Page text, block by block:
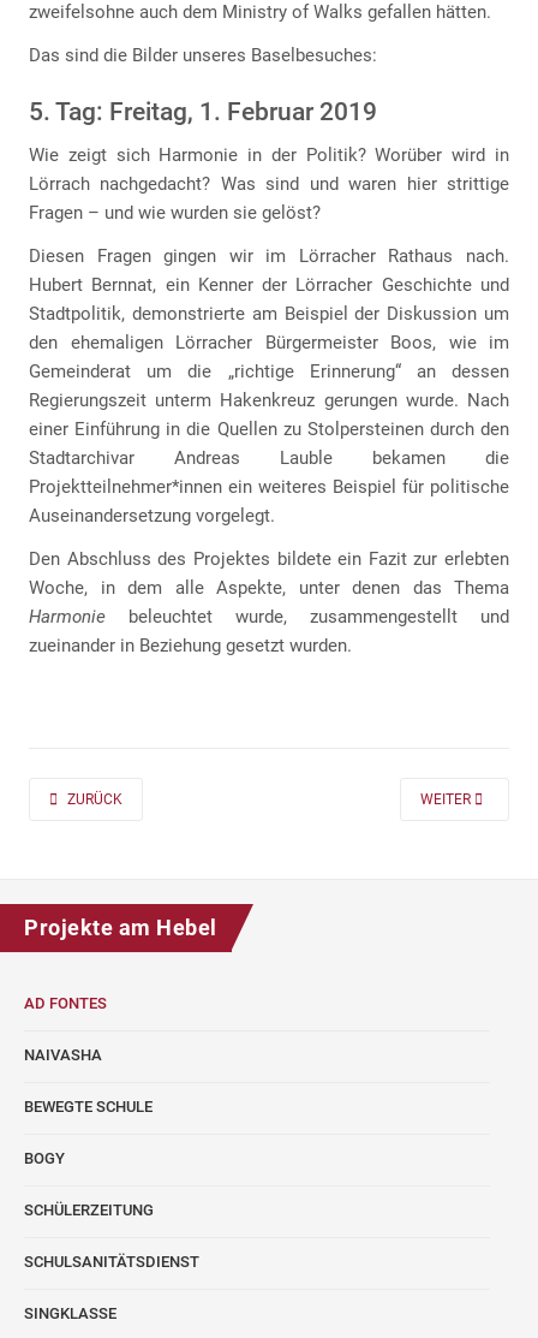
zweifelsohne auch dem Ministry of Walks gefallen hätten.
Das sind die Bilder unseres Baselbesuches:
5. Tag: Freitag, 1. Februar 2019
Wie zeigt sich Harmonie in der Politik? Worüber wird in
Lörrach nachgedacht? Was sind und waren hier strittige
Fragen – und wie wurden sie gelöst?
Diesen Fragen gingen wir im Lörracher Rathaus nach.
Hubert Bernnat, ein Kenner der Lörracher Geschichte und
Stadtpolitik, demonstrierte am Beispiel der Diskussion um
den ehemaligen Lörracher Bürgermeister Boos, wie im
Gemeinderat um die „richtige Erinnerung“ an dessen
Regierungszeit unterm Hakenkreuz gerungen wurde. Nach
einer Einführung in die Quellen zu Stolpersteinen durch den
Stadtarchivar Andreas Lauble bekamen die
Projektteilnehmer*innen ein weiteres Beispiel für politische
Auseinandersetzung vorgelegt.
Den Abschluss des Projektes bildete ein Fazit zur erlebten
Woche, in dem alle Aspekte, unter denen das Thema
Harmonie beleuchtet wurde, zusammengestellt und
zueinander in Beziehung gesetzt wurden.
PREVIOUS ARTICLE: AD FONTES 2019/20 „MASS“ FÜR DIE KLASSEN 7
ZURÜCK NEXT ARTICLE:
WEITER
Projekte am Hebel
AD FONTES
NAIVASHA
BEWEGTE SCHULE
BOGY
SCHÜLERZEITUNG
SCHULSANITÄTSDIENST
SINGKLASSE